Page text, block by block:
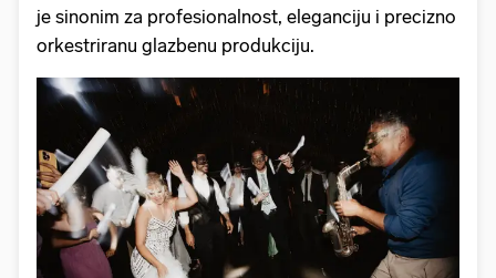
je sinonim za profesionalnost, eleganciju i precizno
orkestriranu glazbenu produkciju.